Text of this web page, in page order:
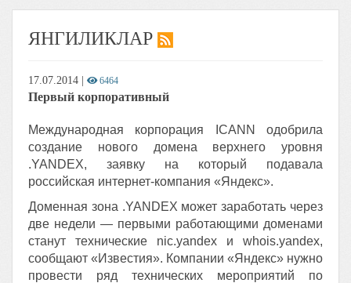
ЯНГИЛИКЛАР
17.07.2014 6464
Первый корпоративный
Международная корпорация ICANN одобрила
создание нового домена верхнего уровня
.YANDEX, заявку на который подавала
российская интернет-компания «Яндекс».
Доменная зона .YANDEX может заработать через
две недели — первыми работающими доменами
станут технические nic.yandex и whois.yandex,
сообщают «Известия». Компании «Яндекс» нужно
провести ряд технических мероприятий по